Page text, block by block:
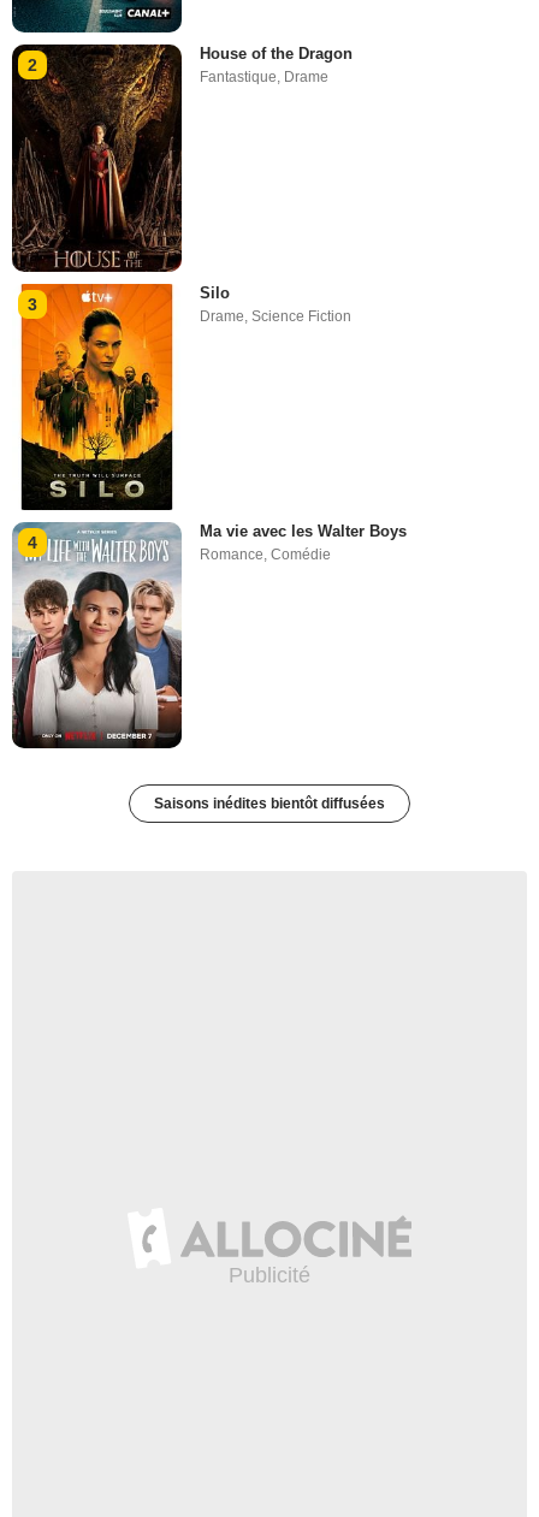
2
House of the Dragon
Fantastique, Drame
3
Silo
Drame ,Science Fiction
4
Ma vie avec les Walter Boys
Romance,Comédie
Saisons inédites bientôt diffusées